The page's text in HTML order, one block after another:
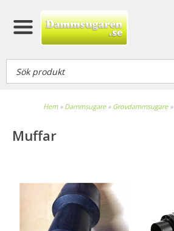
Hem» Dammsugare» Grovdammsugare»
Muffar